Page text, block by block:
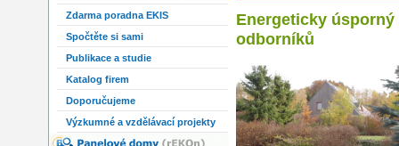
Zdarma poradna EKIS
Spočtěte si sami
Publikace a studie
Katalog firem
Doporučujeme
Výzkumné a vzdělávací projekty
Energeticky
odborníků